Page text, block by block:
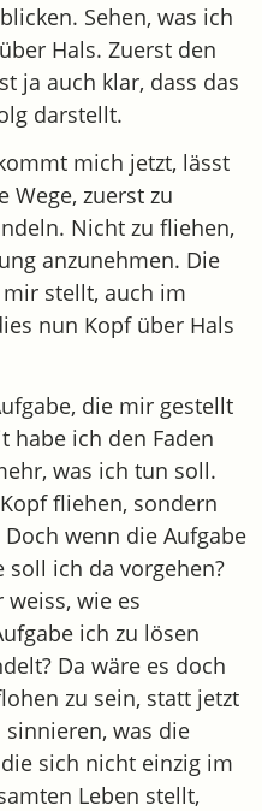
Sehen, was ich
Hals. Zuerst den
ja auch klar, dass das
darstellt.
mich jetzt, lässt
Wege, zuerst zu
Nicht zu fliehen,
anzunehmen. Die
stellt, auch im
nun Kopf über Hals
die mir gestellt
habe ich den Faden
was ich tun soll.
fliehen, sondern
wenn die Aufgabe
ich da vorgehen?
wie es
ich zu lösen
Da wäre es doch
zu sein, statt jetzt
was die
sich nicht einzig im
Leben stellt,